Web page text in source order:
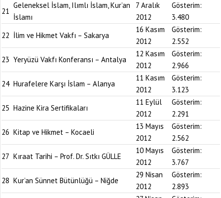
21
Geleneksel İslam, Ilımlı İslam, Kur’an
İslamı
7 Aralık
2012
Gösterim:
3.480
22 İlim ve Hikmet Vakfı – Sakarya
16 Kasım
2012
Gösterim:
2.552
23 Yeryüzü Vakfı Konferansı – Antalya
12 Kasım
2012
Gösterim:
2.966
24 Hurafelere Karşı İslam – Alanya
11 Kasım
2012
Gösterim:
3.123
25 Hazine Kira Sertifikaları
11 Eylül
2012
Gösterim:
2.291
26 Kitap ve Hikmet – Kocaeli
13 Mayıs
2012
Gösterim:
2.562
27 Kıraat Tarihi – Prof. Dr. Sıtkı GÜLLE
10 Mayıs
2012
Gösterim:
3.767
28 Kur’an Sünnet Bütünlüğü – Niğde
29 Nisan
2012
Gösterim:
2.893